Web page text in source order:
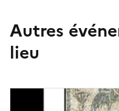
Autres
lieu